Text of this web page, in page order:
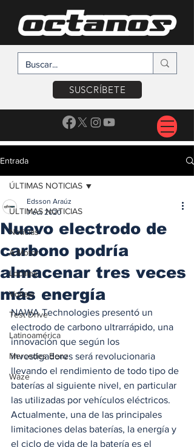
SUSCRÍBETE
Entrada
ÚLTIMAS NOTICIAS
Noticias
A Motor
Locales
Voltaje
Test Drive
Latinoamérica
Mercedes Benz
Waze
ÚLTIMAS NOTICIAS
Nuevo electrodo de
carbono podría
almacenar tres veces
más energía
Edsson Araúz
7 oct 2020
NAWA Technologies presentó un
electrodo de carbono ultrarrápido, una
innovación que según los
investigadores será revolucionaria
llevando el rendimiento de todo tipo de
baterías al siguiente nivel, en particular
las utilizadas por vehículos eléctricos.
Actualmente, una de las principales
limitaciones delas baterías, la energía y
el ciclo de vida de la batería es el